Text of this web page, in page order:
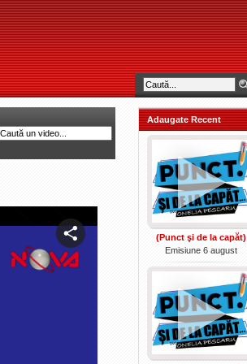
Adaugate Recent
(Punct şi de la capăt)
Emisiune 6 august